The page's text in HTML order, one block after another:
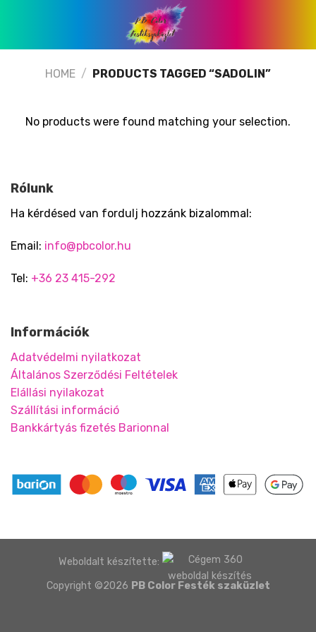
HOME / PRODUCTS TAGGED “SADOLIN”
No products were found matching your selection.
Rólunk
Ha kérdésed van fordulj hozzánk bizalommal:
Email: info@pbcolor.hu
Tel: +36 23 415-292
Információk
Adatvédelmi nyilatkozat
Általános Szerződési Feltételek
Elállási nyilakozat
Szállítási információ
Bankkártyás fizetés Barionnal
Weboldalt készítette:
Copyright ©2026 PB Color Festék szaküzlet